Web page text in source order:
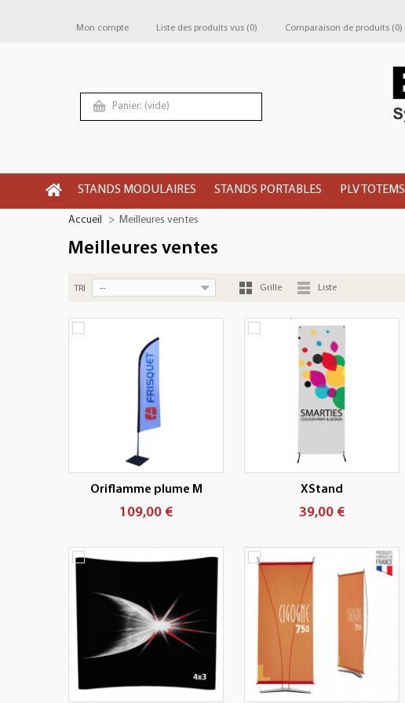
Mon compte Liste des produits vus (0) Comparaison de produits (0)
Panier: (vide)
STANDS MODULAIRES STANDS PORTABLES PLV TOTEMS
Accueil > Meilleures ventes
Meilleures ventes
TRI -- Grille Liste
Oriflamme plume M
109,00 €
XStand
39,00 €